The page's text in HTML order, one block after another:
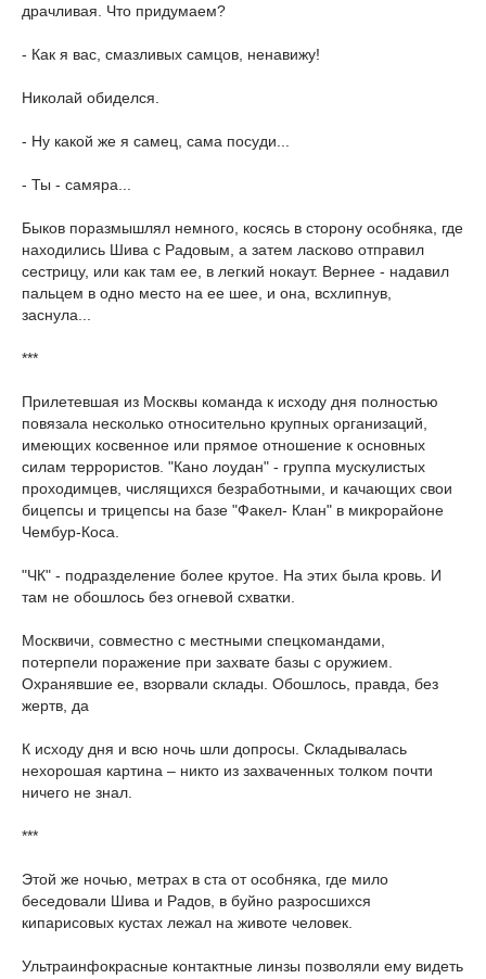
драчливая. Что придумаем?
- Как я вас, смазливых самцов, ненавижу!
Николай обиделся.
- Ну какой же я самец, сама посуди...
- Ты - самяра...
Быков поразмышлял немного, косясь в сторону особняка, где
находились Шива с Радовым, а затем ласково отправил
сестрицу, или как там ее, в легкий нокаут. Вернее - надавил
пальцем в одно место на ее шее, и она, всхлипнув,
заснула...
***
Прилетевшая из Москвы команда к исходу дня полностью
повязала несколько относительно крупных организаций,
имеющих косвенное или прямое отношение к основных
силам террористов. "Кано лоудан" - группа мускулистых
проходимцев, числящихся безработными, и качающих свои
бицепсы и трицепсы на базе "Факел- Клан" в микрорайоне
Чембур-Коса.
"ЧК" - подразделение более крутое. На этих была кровь. И
там не обошлось без огневой схватки.
Москвичи, совместно с местными спецкомандами,
потерпели поражение при захвате базы с оружием.
Охранявшие ее, взорвали склады. Обошлось, правда, без
жертв, да
К исходу дня и всю ночь шли допросы. Складывалась
нехорошая картина – никто из захваченных толком почти
ничего не знал.
***
Этой же ночью, метрах в ста от особняка, где мило
беседовали Шива и Радов, в буйно разросшихся
кипарисовых кустах лежал на животе человек.
Ультраинфокрасные контактные линзы позволяли ему видеть